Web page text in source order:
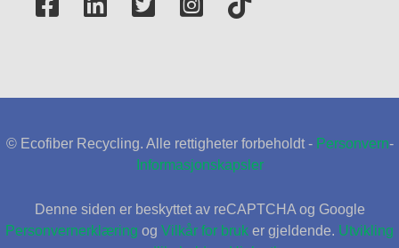
© Ecofiber Recycling. Alle rettigheter forbeholdt - Personvern-
Informasjonskapsler
Denne siden er beskyttet av reCAPTCHA og Google
Personvernerklæring og Vilkår for bruk er gjeldende. Utvikling